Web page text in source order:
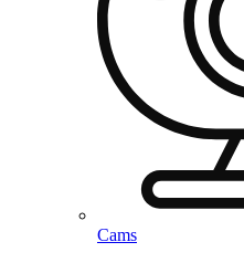
Cams